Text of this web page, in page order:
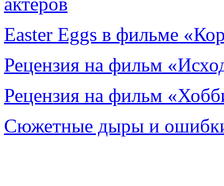
Easter Eggs в фильме
Рецензия на фильм
Рецензия на фильм
Сюжетные дыры и